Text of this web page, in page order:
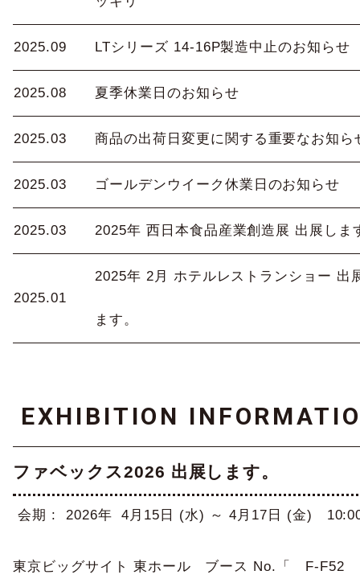
2025.09 LTシリーズ 14-16P製造中止のお知らせ
2025.08 夏季休業日のお知らせ
2025.03 商品の出荷日変更に関する重要なお知ら
2025.03 ゴールデンウイーク休業日のお知らせ
2025.03 2025年 西日本食品産業創造展 出展しま
2025.01
2025年 2月 ホテルレストランショー 出
ます。
EXHIBITION
ファベックス2026 出展します。
会期 :  2026年  4月15日 (水) ～ 4月17日 (金)　
東京ビッグサイト 東ホール　ブース No.「   F-F52